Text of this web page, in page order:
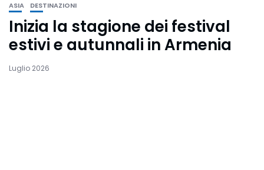
ASIA DESTINAZIONI
Inizia la stagione dei festival
estivi e autunnali in Armenia
Luglio 2026